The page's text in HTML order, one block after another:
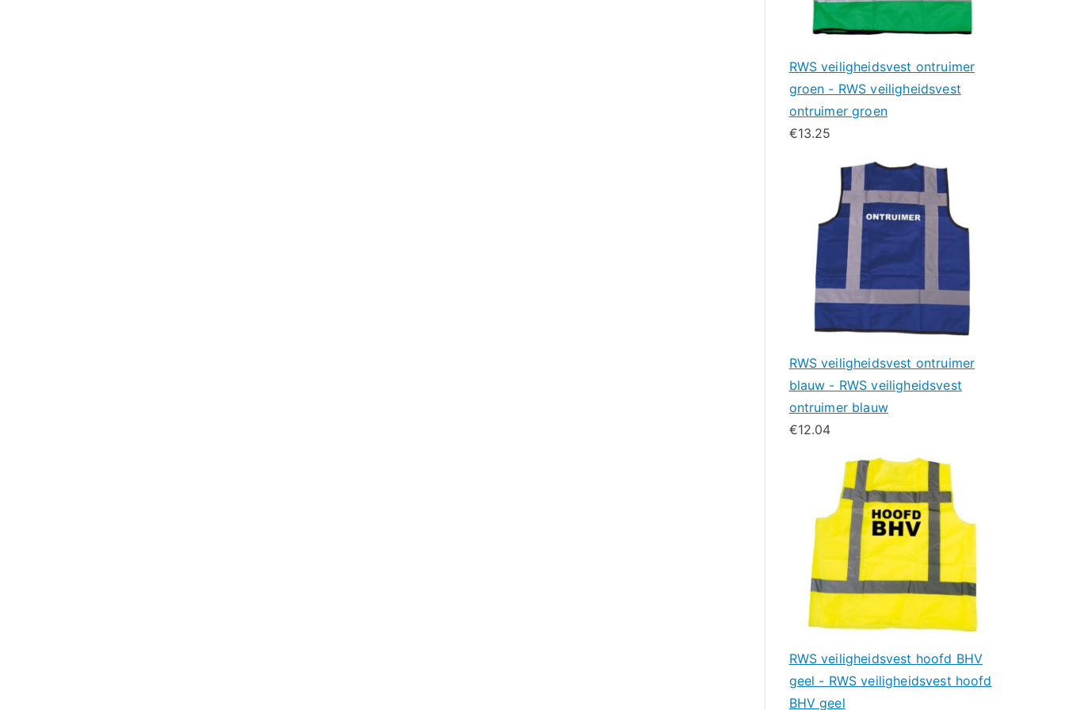
RWS veiligheidsvest ontruimer
groen - RWS veiligheidsvest
ontruimer groen
€13.25
RWS veiligheidsvest ontruimer
blauw - RWS veiligheidsvest
ontruimer blauw
€12.04
RWS veiligheidsvest hoofd BHV
geel - RWS veiligheidsvest hoofd
BHV geel